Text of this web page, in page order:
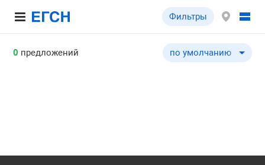
Фильтры
0 предложений по умолчанию
по умолчанию